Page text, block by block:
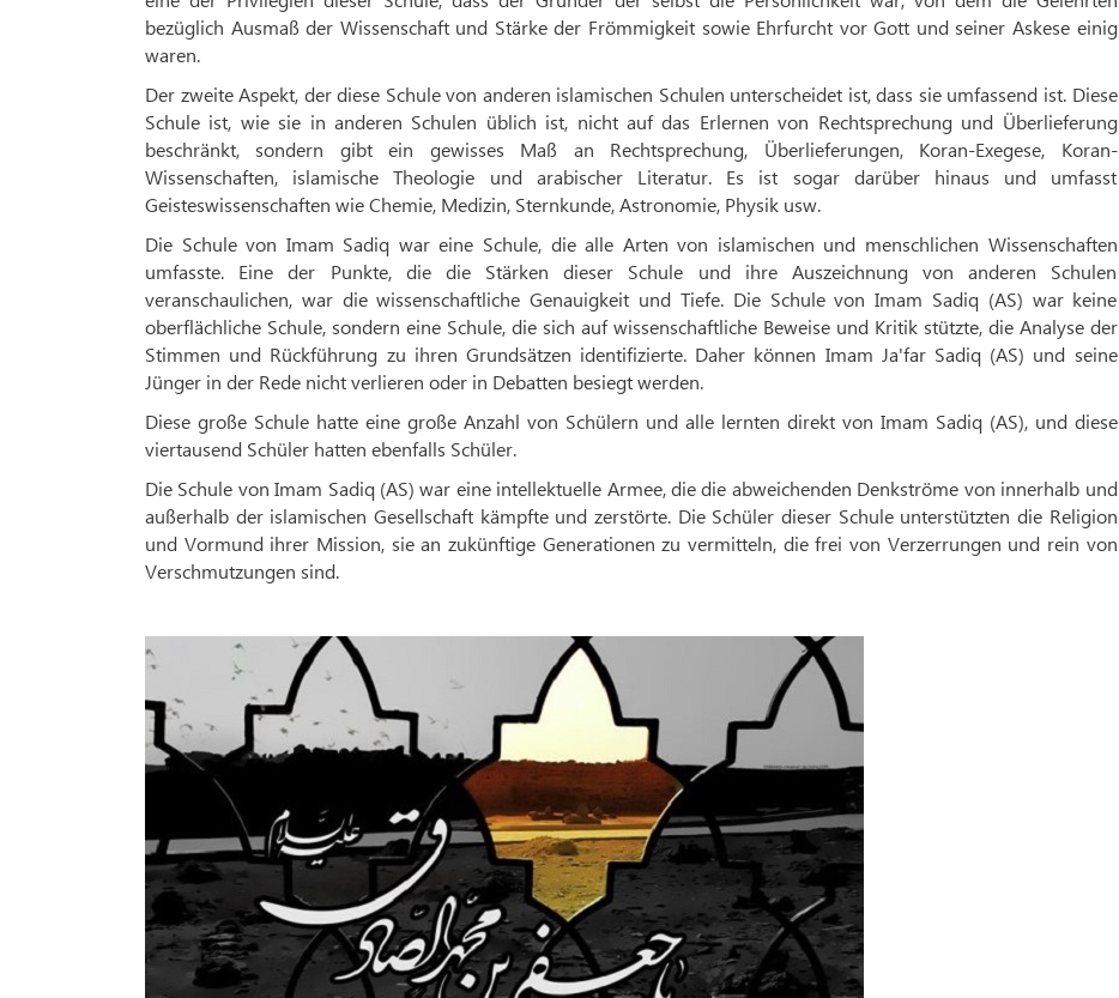
bezüglich Ausmaß der Wissenschaft und Stärke der Frömmigkeit sowie Ehrfurcht vor Gott und seiner Askese einig
waren.
Der zweite Aspekt, der diese Schule von anderen islamischen Schulen unterscheidet ist, dass sie umfassend ist. Diese
Schule ist, wie sie in anderen Schulen üblich ist, nicht auf das Erlernen von Rechtsprechung und Überlieferung
beschränkt, sondern gibt ein gewisses Maß an Rechtsprechung, Überlieferungen, Koran-Exegese, Koran-
Wissenschaften, islamische Theologie und arabischer Literatur. Es ist sogar darüber hinaus und umfasst
Geisteswissenschaften wie Chemie, Medizin, Sternkunde, Astronomie, Physik usw.
Die Schule von Imam Sadiq war eine Schule, die alle Arten von islamischen und menschlichen Wissenschaften
umfasste. Eine der Punkte, die die Stärken dieser Schule und ihre Auszeichnung von anderen Schulen
veranschaulichen, war die wissenschaftliche Genauigkeit und Tiefe. Die Schule von Imam Sadiq (AS) war keine
oberflächliche Schule, sondern eine Schule, die sich auf wissenschaftliche Beweise und Kritik stützte, die Analyse der
Stimmen und Rückführung zu ihren Grundsätzen identifizierte. Daher können Imam Ja'far Sadiq (AS) und seine
Jünger in der Rede nicht verlieren oder in Debatten besiegt werden.
Diese große Schule hatte eine große Anzahl von Schülern und alle lernten direkt von Imam Sadiq (AS), und diese
viertausend Schüler hatten ebenfalls Schüler.
Die Schule von Imam Sadiq (AS) war eine intellektuelle Armee, die die abweichenden Denkströme von innerhalb und
außerhalb der islamischen Gesellschaft kämpfte und zerstörte. Die Schüler dieser Schule unterstützten die Religion
und Vormund ihrer Mission, sie an zukünftige Generationen zu vermitteln, die frei von Verzerrungen und rein von
Verschmutzungen sind.